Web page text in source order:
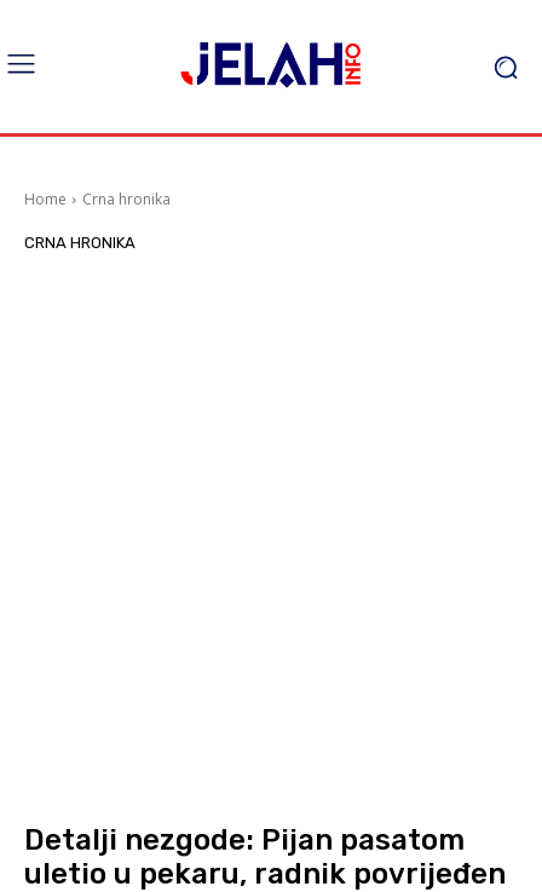
Home Crna hronika
CRNA HRONIKA
Detalji nezgode: Pijan pasatom
uletio u pekaru, radnik povrijeđen